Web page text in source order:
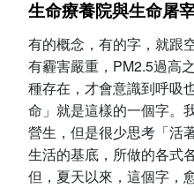
生命療養院與生命屠
有的概念，有的字，就跟
有霾害嚴重，PM2.5過高
種存在，才會意識到呼吸
命」就是這樣的一個字。
營生，但是很少思考「活
生活的基底，所做的各式
但，夏天以來，這個字，